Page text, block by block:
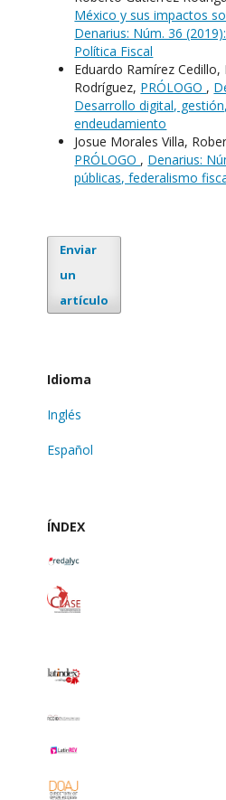
México y sus impactos
Denarius: Núm. 36
Política Fiscal
Eduardo Ramírez
Rodríguez, PRÓLOGO ,
Desarrollo digital,
endeudamiento
Josue Morales Villa,
PRÓLOGO , Denarius:
públicas, federalismo
Enviar
un
artículo
Idioma
Inglés
Español
ÍNDEX